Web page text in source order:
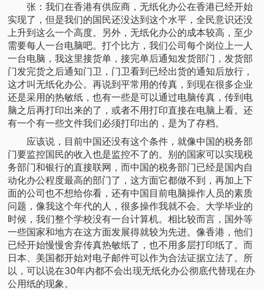
张：我们在香港有供应商，无纸化办公在香港已经开始
实现了，但是我们的国民还没达到这个水平，全民意识还没
上升到这么一个高度。另外，无纸化办公的成本较高，至少
需要每人一台电脑吧。打个比方，我们公司每个岗位上一人
一台电脑，我这里接货单，接完单后通知发货部门，发货部
门发完货之后通知门卫，门卫看到已经出货的通知后放行，
这才叫无纸化办公。再说到平常用的传真，到现在很多企业
还是采用的热敏纸，也有一些是可以通过电脑传真，传到电
脑之后再打印出来的了，或者不用打印直接在电脑上看。还
有一个有一些文件我们必须打印出的，是为了存档。
应该说，目前中国还没有这个条件，就像中国的税务部
门要监控国民的收入也是监控不了的。别的国家可以实现税
务部门和银行的直接联网，而中国的税务部门已经是国内自
动化办公程度最高的部门了，这方面它都做不到，再加上下
面的公司也不想给你看，还有中国目前电脑操作人员的素质
问题，像我这个年代的人，很多操作我就不会。大学毕业的
时候，我们整个学校没有一台计算机。相比较而言，国外等
一些国家和地方在这方面发展得就较为先进。像香港，他们
已经开始慢慢舍弃传真热敏纸了，也不用多层打印纸了。而
日本、美国都开始对电子邮件可以作为合法证据立法了。所
以，可以说在30年内都不会出现无纸化办公彻底代替现在办
公用纸的现象。